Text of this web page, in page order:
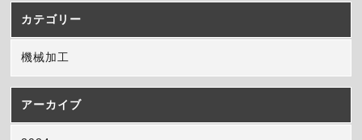
カテゴリー
機械加工
アーカイブ